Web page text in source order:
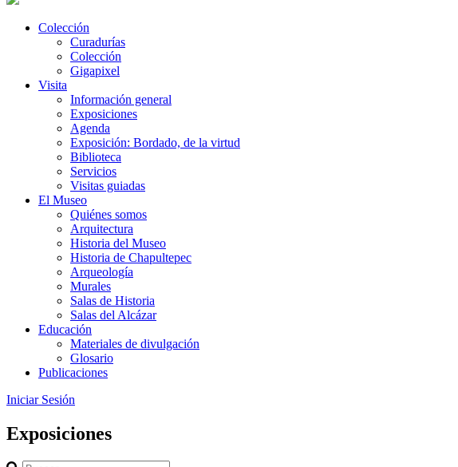
Colección
Curadurías
Colección
Gigapixel
Visita
Información general
Exposiciones
Agenda
Exposición: Bordado, de la virtud
Biblioteca
Servicios
Visitas guiadas
El Museo
Quiénes somos
Arquitectura
Historia del Museo
Historia de Chapultepec
Arqueología
Murales
Salas de Historia
Salas del Alcázar
Educación
Materiales de divulgación
Glosario
Publicaciones
Iniciar Sesión
Exposiciones